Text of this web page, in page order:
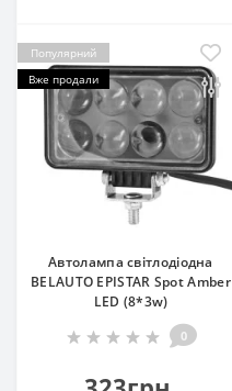
Популярний
Вже продали
Автолампа світлодіодна
BELAUTO EPISTAR Spot Amber
LED (8*3w)
0